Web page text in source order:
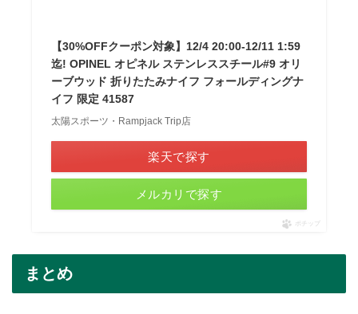
【30%OFFクーポン対象】12/4 20:00-12/11 1:59
迄! OPINEL オピネル ステンレススチール#9 オリ
ーブウッド 折りたたみナイフ フォールディングナ
イフ 限定 41587
太陽スポーツ・Rampjack Trip店
楽天で探す
メルカリで探す
ポチップ
まとめ